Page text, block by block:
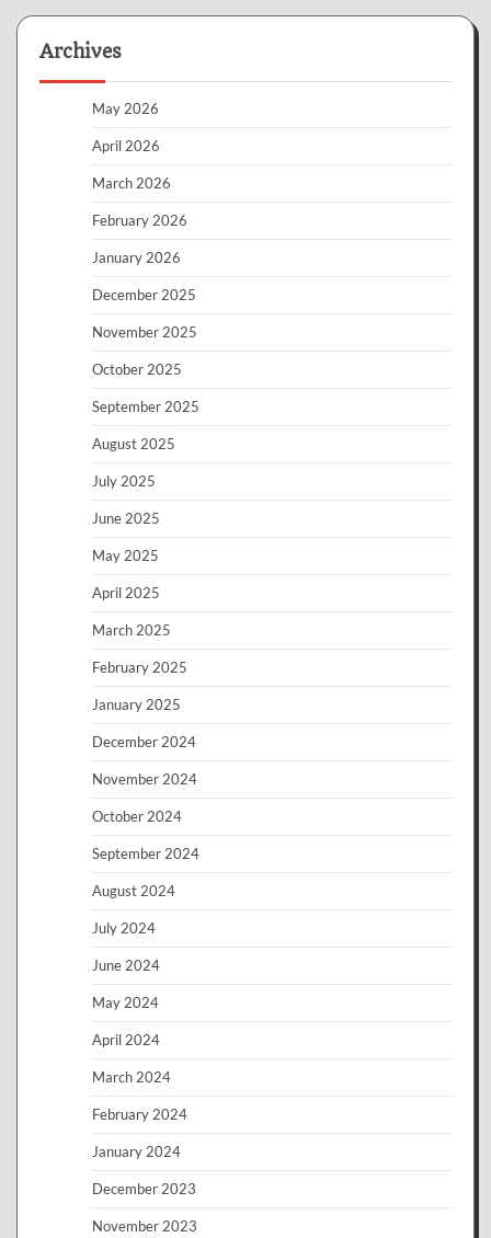
Archives
May 2026
April 2026
March 2026
February 2026
January 2026
December 2025
November 2025
October 2025
September 2025
August 2025
July 2025
June 2025
May 2025
April 2025
March 2025
February 2025
January 2025
December 2024
November 2024
October 2024
September 2024
August 2024
July 2024
June 2024
May 2024
April 2024
March 2024
February 2024
January 2024
December 2023
November 2023